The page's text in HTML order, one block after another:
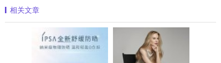
相关文章